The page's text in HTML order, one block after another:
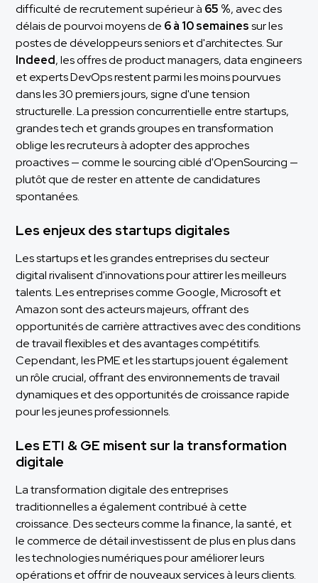
difficulté de recrutement supérieur à 65 %, avec des
délais de pourvoi moyens de 6 à 10 semainessur les
postes de développeurs seniors et d'architectes. Sur
Indeed, les offres de product managers, data engineers
et experts DevOps restent parmi les moins pourvues
dans les 30 premiers jours, signe d'une tension
structurelle. La pression concurrentielle entre startups,
grandes tech et grands groupes en transformation
oblige les recruteurs à adopter des approches
proactives — comme le sourcing ciblé d'OpenSourcing —
plutôt que de rester en attente de candidatures
spontanées.
Les enjeux des startups digitales
Les startups et les grandes entreprises du secteur
digital rivalisent d'innovations pour attirer les meilleurs
talents. Les entreprises comme Google, Microsoft et
Amazon sont des acteurs majeurs, offrant des
opportunités de carrière attractives avec des conditions
de travail flexibles et des avantages compétitifs.
Cependant, les PME et les startups jouent également
un rôle crucial, offrant des environnements de travail
dynamiques et des opportunités de croissance rapide
pour les jeunes professionnels.
Les ETI & GE misent sur la transformation
digitale
La transformation digitale des entreprises
traditionnelles a également contribué à cette
croissance. Des secteurs comme la finance, la santé, et
le commerce de détail investissent de plus en plus dans
les technologies numériques pour améliorer leurs
opérations et offrir de nouveaux services à leurs clients.